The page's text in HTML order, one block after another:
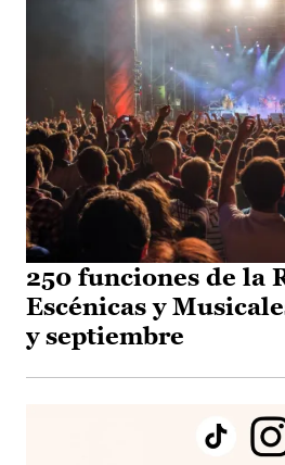
250 funciones de la
Escénicas y
y septiembre